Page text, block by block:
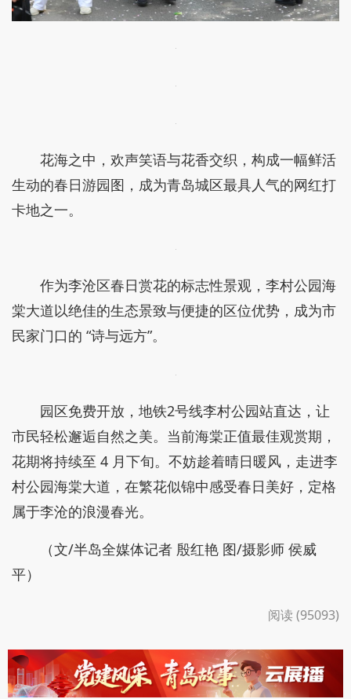
生动的春日游园图，成为青岛城区最具人气的网红打
卡地之一。
作为李沧区春日赏花的标志性景观，李村公园海
棠大道以绝佳的生态景致与便捷的区位优势，成为市
花期将持续至 4 月下旬。不妨趁着晴日暖风，走进李
村公园海棠大道，在繁花似锦中感受春日美好，定格